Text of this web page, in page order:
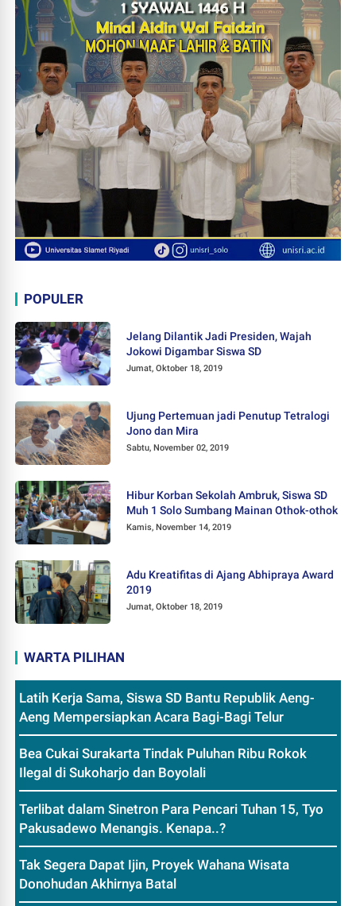
POPULER
Jelang Dilantik Jadi Presiden, Wajah
Jokowi Digambar Siswa SD
Jumat, Oktober 18, 2019
Ujung Pertemuan jadi Penutup Tetralogi
Jono dan Mira
Sabtu, November 02, 2019
Hibur Korban Sekolah Ambruk, Siswa SD
Muh 1 Solo Sumbang Mainan Othok-othok
Kamis, November 14, 2019
Adu Kreatifitas di Ajang Abhipraya Award
2019
Jumat, Oktober 18, 2019
WARTA PILIHAN
Latih Kerja Sama, Siswa SD Bantu Republik Aeng-
Aeng Mempersiapkan Acara Bagi-Bagi Telur
Bea Cukai Surakarta Tindak Puluhan Ribu Rokok
Ilegal di Sukoharjo dan Boyolali
Terlibat dalam Sinetron Para Pencari Tuhan 15, Tyo
Pakusadewo Menangis. Kenapa..?
Tak Segera Dapat Ijin, Proyek Wahana Wisata
Donohudan Akhirnya Batal